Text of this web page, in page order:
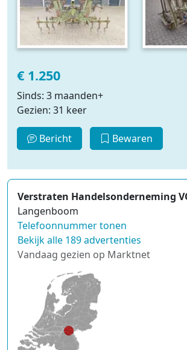
€ 1.250
Sinds: 3 maanden+
Gezien: 31 keer
Bericht Bewaren
Verstraten Handelsonderneming
Langenboom
Telefoonnummer tonen
Bekijk alle 189 advertenties
Vandaag gezien op Marktnet